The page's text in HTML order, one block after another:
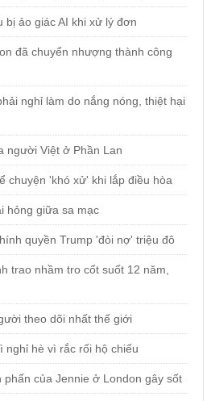
bị ảo giác AI khi xử lý đơn
đã chuyển nhượng thành công
nghỉ làm do nắng nóng, thiệt hại
người Việt ở Phần Lan
chuyện 'khó xử' khi lắp điều hòa
hỏng giữa sa mạc
quyền Trump 'đòi nợ' triệu đô
trao nhầm tro cốt suốt 12 năm,
theo dõi nhất thế giới
nghỉ hè vì rắc rối hộ chiếu
của Jennie ở London gây sốt